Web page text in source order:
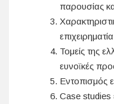
παρουσίας
επιχειρηματία
Τομείς της
ευνοϊκές
Εντοπισμός
Case studies